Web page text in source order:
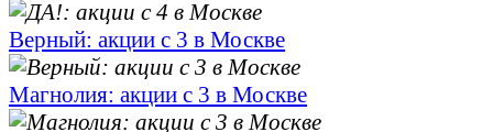
Верный: акции с 3 в Москве
Магнолия: акции с 3 в Москве